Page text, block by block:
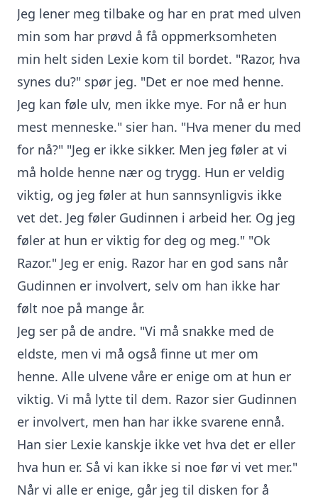
Jeg lener meg tilbake og har en prat med ulven
min som har prøvd å få oppmerksomheten
min helt siden Lexie kom til bordet. "Razor, hva
synes du?" spør jeg. "Det er noe med henne.
Jeg kan føle ulv, men ikke mye. For nå er hun
mest menneske." sier han. "Hva mener du med
for nå?" "Jeg er ikke sikker. Men jeg føler at vi
må holde henne nær og trygg. Hun er veldig
viktig, og jeg føler at hun sannsynligvis ikke
vet det. Jeg føler Gudinnen i arbeid her. Og jeg
føler at hun er viktig for deg og meg." "Ok
Razor." Jeg er enig. Razor har en god sans når
Gudinnen er involvert, selv om han ikke har
følt noe på mange år.
Jeg ser på de andre. "Vi må snakke med de
eldste, men vi må også finne ut mer om
henne. Alle ulvene våre er enige om at hun er
viktig. Vi må lytte til dem. Razor sier Gudinnen
er involvert, men han har ikke svarene ennå.
Han sier Lexie kanskje ikke vet hva det er eller
hva hun er. Så vi kan ikke si noe før vi vet mer."
Når vi alle er enige, går jeg til disken for å